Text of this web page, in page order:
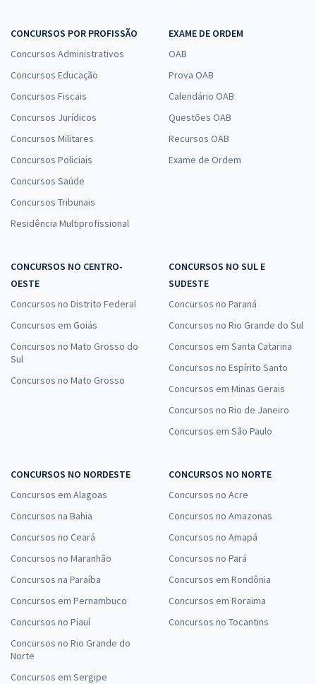
CONCURSOS POR PROFISSÃO
Concursos Administrativos
Concursos Educação
Concursos Fiscais
Concursos Jurídicos
Concursos Militares
Concursos Policiais
Concursos Saúde
Concursos Tribunais
Residência Multiprofissional
EXAME DE ORDEM
OAB
Prova OAB
Calendário OAB
Questões OAB
Recursos OAB
Exame de Ordem
CONCURSOS NO CENTRO-
OESTE
Concursos no Distrito Federal
Concursos em Goiás
Concursos no Mato Grosso do
Sul
Concursos no Mato Grosso
CONCURSOS NO SUL E
SUDESTE
Concursos no Paraná
Concursos no Rio Grande do Sul
Concursos em Santa Catarina
Concursos no Espírito Santo
Concursos em Minas Gerais
Concursos no Rio de Janeiro
Concursos em São Paulo
CONCURSOS NO NORDESTE
Concursos em Alagoas
Concursos na Bahia
Concursos no Ceará
Concursos no Maranhão
Concursos na Paraíba
Concursos em Pernambuco
Concursos no Piauí
Concursos no Rio Grande do
Norte
Concursos em Sergipe
CONCURSOS NO NORTE
Concursos no Acre
Concursos no Amazonas
Concursos no Amapá
Concursos no Pará
Concursos em Rondônia
Concursos em Roraima
Concursos no Tocantins